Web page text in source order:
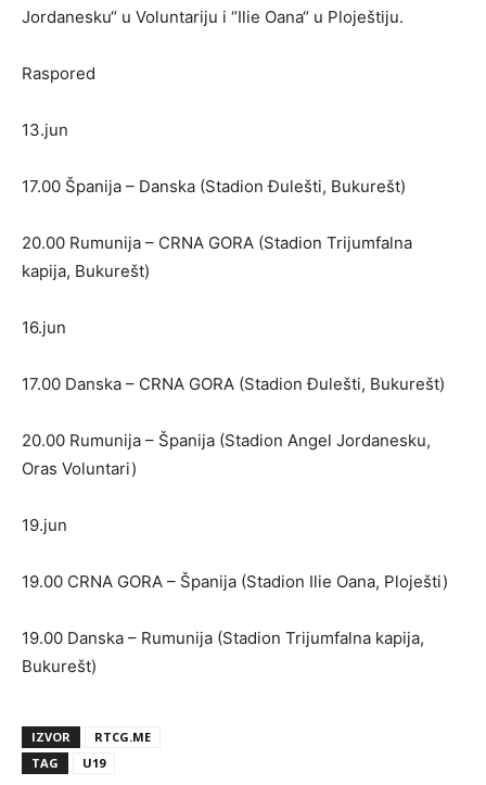
Jordanesku“ u Voluntariju i “Ilie Oana“ u Ploještiju.
Raspored
13.jun
17.00 Španija – Danska (Stadion Đulešti, Bukurešt)
20.00 Rumunija – CRNA GORA (Stadion Trijumfalna
kapija, Bukurešt)
16.jun
17.00 Danska – CRNA GORA (Stadion Đulešti, Bukurešt)
20.00 Rumunija – Španija (Stadion Angel Jordanesku,
Oras Voluntari)
19.jun
19.00 CRNA GORA – Španija (Stadion Ilie Oana, Ploješti)
19.00 Danska – Rumunija (Stadion Trijumfalna kapija,
Bukurešt)
IZVOR
RTCG.ME
TAG
U19